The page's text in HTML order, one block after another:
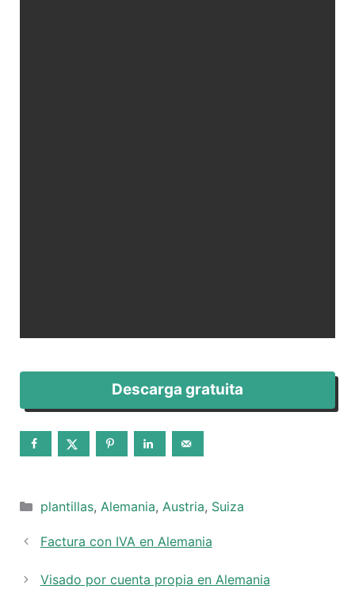
Descarga gratuita
Categorías
plantillas, Alemania, Austria, Suiza
Factura con IVA en Alemania
Visado por cuenta propia en Alemania